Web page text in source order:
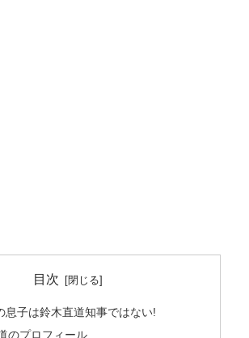
目次
息子は鈴木直道知事ではない!
のプロフィール